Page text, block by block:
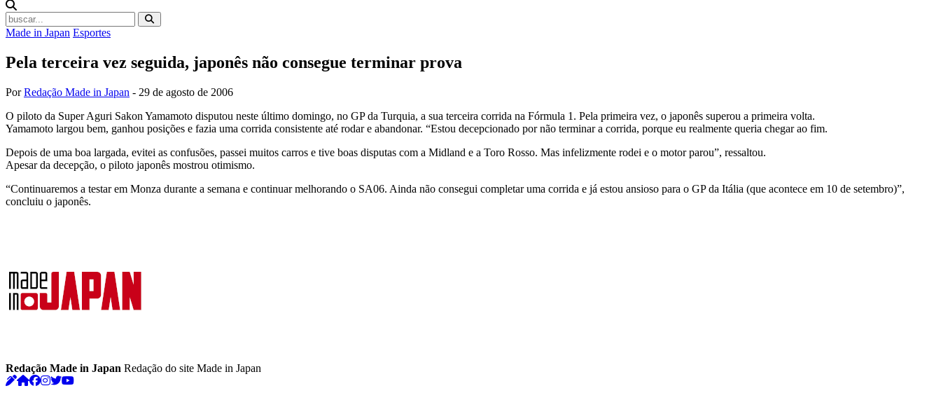
Made in Japan Esportes
Pela terceira vez seguida, japonês não consegue terminar prova
PorRedação Made in Japan - 29 de agosto de 2006
O piloto da Super Aguri Sakon Yamamoto disputou neste último domingo, no GP da Turquia, a sua terceira corrida na Fórmula 1. Pela primeira vez, o japonês superou a primeira volta.
Yamamoto largou bem, ganhou posições e fazia uma corrida consistente até rodar e abandonar. “Estou decepcionado por não terminar a corrida, porque eu realmente queria chegar ao fim.
Depois de uma boa largada, evitei as confusões, passei muitos carros e tive boas disputas com a Midland e a Toro Rosso. Mas infelizmente rodei e o motor parou”, ressaltou.
Apesar da decepção, o piloto japonês mostrou otimismo.
“Continuaremos a testar em Monza durante a semana e continuar melhorando o SA06. Ainda não consegui completar uma corrida e já estou ansioso para o GP da Itália (que acontece em 10 de setembro)”,
concluiu o japonês.
Redação Made in Japan Redação do site Made in Japan